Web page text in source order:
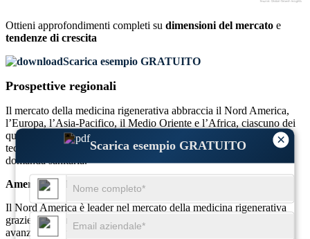
×
Scarica esempio GRATUITO
Ottieni approfondimenti completi su dimensioni del mercato e
tendenze di crescita
Scarica esempio GRATUITO
Prospettive regionali
Il mercato della medicina rigenerativa abbraccia il Nord America,
l’Europa, l’Asia-Pacifico, il Medio Oriente e l’Africa, ciascuno dei
quali ha registrato una crescita sostanziale grazie ai progressi
tecnologici, all’aumento degli investimenti e all’aumento della
domanda sanitaria.
America del Nord
Il Nord America è leader nel mercato della medicina rigenerativa
grazie a forti infrastrutture di ricerca e sviluppo, sistemi sanitari
avanzati e significativi finanziamenti governativi. Gli Stati Uniti